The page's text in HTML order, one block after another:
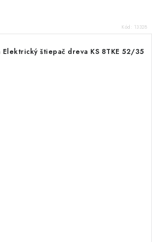
Kód: 13328
Elektrický štiepač dreva KS 8TKE 52/35